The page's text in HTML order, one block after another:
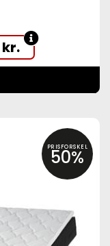
kr.
PRISFORSKEL
50%